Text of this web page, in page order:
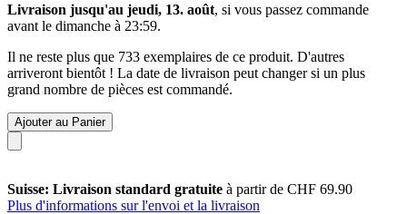
Livraison jusqu'au jeudi, 13. août, si vous passez commande
avant le dimanche à 23:59.
Il ne reste plus que 733 exemplaires de ce produit. D'autres
arriveront bientôt ! La date de livraison peut changer si un plus
grand nombre de pièces est commandé.
Ajouter au Panier
Suisse: Livraison standard gratuite à partir de CHF 69.90
Plus d'informations sur l'envoi et la livraison